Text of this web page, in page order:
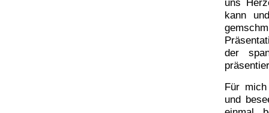
uns
kann
der
Für
und